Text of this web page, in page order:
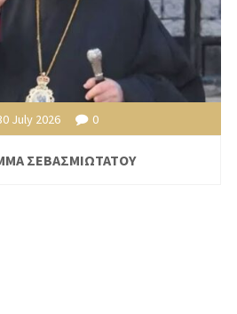
July 2026 0
ΣΕΒΑΣΜΙΩΤΑΤΟΥ